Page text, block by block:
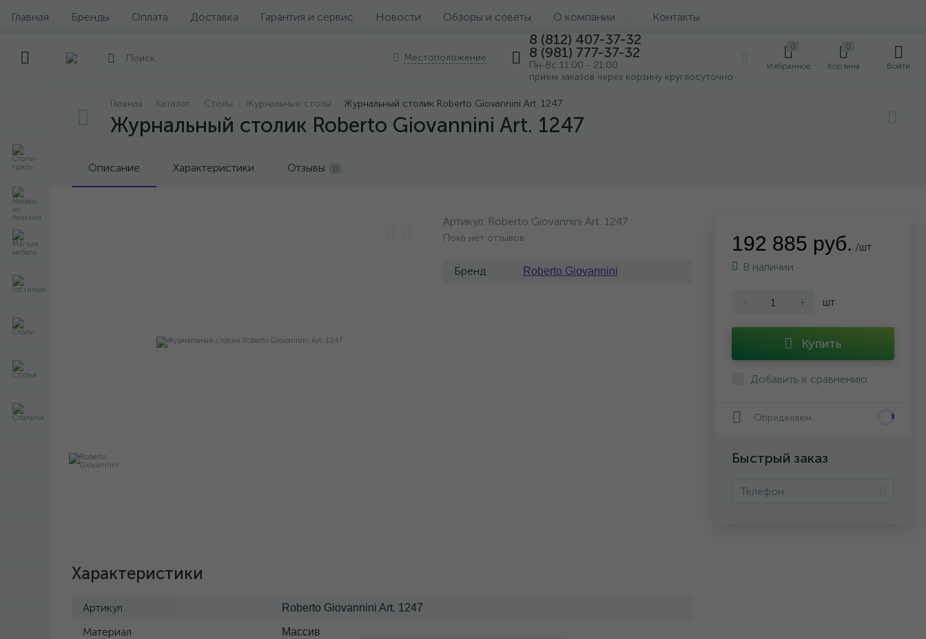
Главная Бренды Оплата Доставка Гарантия и сервис Новости Обзоры и советы О компании Контакты
Местоположение
8 (812) 407-37-32
8 (981) 777-37-32
Пн-Вс 11:00 - 21:00
прием заказов через корзину круглосуточно
0
Избранное
0
Корзина Войти
Главная Каталог Столы Журнальные столы Журнальный столик Roberto Giovannini Art. 1247
Журнальный столик Roberto Giovannini Art. 1247
Описание Характеристики Отзывы 0
Артикул: Roberto Giovannini Art. 1247
Пока нет отзывов
Бренд Roberto Giovannini
Характеристики
Артикул Roberto Giovannini Art. 1247
Материал Массив
192 885 руб. /шт
В наличии
- + шт
Купить
Добавить к сравнению
Определяем...
Быстрый заказ